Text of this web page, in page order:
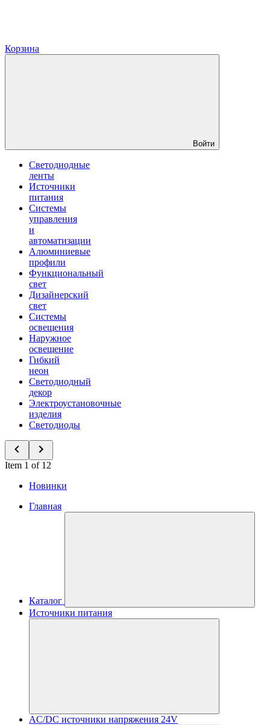
Корзина
Войти
Светодиодные
ленты
Источники
питания
Системы
управления
и
автоматизации
Алюминиевые
профили
Функциональный
свет
Дизайнерский
свет
Системы
освещения
Наружное
освещение
Гибкий
неон
Светодиодный
декор
Электроустановочные
изделия
Светодиоды
Item 1 of 12
Новинки
Главная
Каталог
Источники питания
AC/DC источники напряжения 24V